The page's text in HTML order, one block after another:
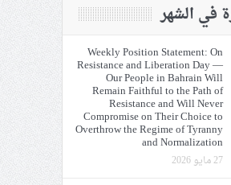
في الشهر
Weekly Position Statement: On
Resistance and Liberation Day —
Our People in Bahrain Will
Remain Faithful to the Path of
Resistance and Will Never
Compromise on Their Choice to
Overthrow the Regime of Tyranny
and Normalization
27 مايو 2026